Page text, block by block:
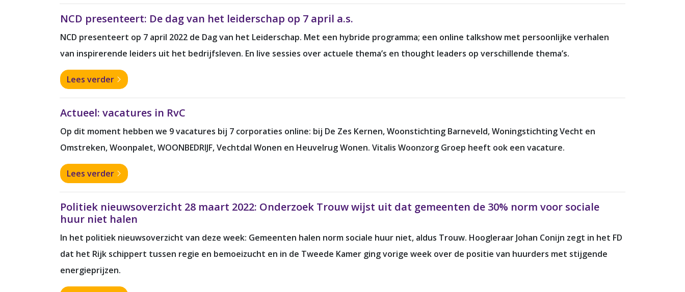
NCD presenteert: De dag van het leiderschap op 7 april a.s.
NCD presenteert op 7 april 2022 de Dag van het Leiderschap. Met een hybride programma; een online talkshow met persoonlijke verhalen
van inspirerende leiders uit het bedrijfsleven. En live sessies over actuele thema’s en thought leaders op verschillende thema’s.
Lees verder
Actueel: vacatures in RvC
Op dit moment hebben we 9 vacatures bij 7 corporaties online: bij De Zes Kernen,Woonstichting Barneveld, Woningstichting Vecht en
Omstreken, Woonpalet, WOONBEDRIJF, Vechtdal Wonen en Heuvelrug Wonen. Vitalis Woonzorg Groep heeft ook een vacature.
Lees verder
Politiek nieuwsoverzicht 28 maart 2022: Onderzoek Trouw wijst uit dat gemeenten de 30% norm voor sociale
huur niet halen
In het politiek nieuwsoverzicht van deze week: Gemeenten halen norm sociale huur niet, aldus Trouw. Hoogleraar Johan Conijn zegt in het FD
dat het Rijk schippert tussen regie en bemoeizucht en in de Tweede Kamer ging vorige week over de positie van huurders met stijgende
energieprijzen.